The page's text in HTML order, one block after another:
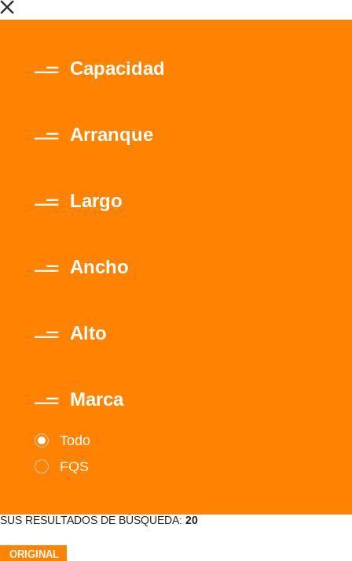
Capacidad
Arranque
Largo
Ancho
Alto
Marca
Todo
FQS
SUS RESULTADOS DE BÚSQUEDA: 20
ORIGINAL